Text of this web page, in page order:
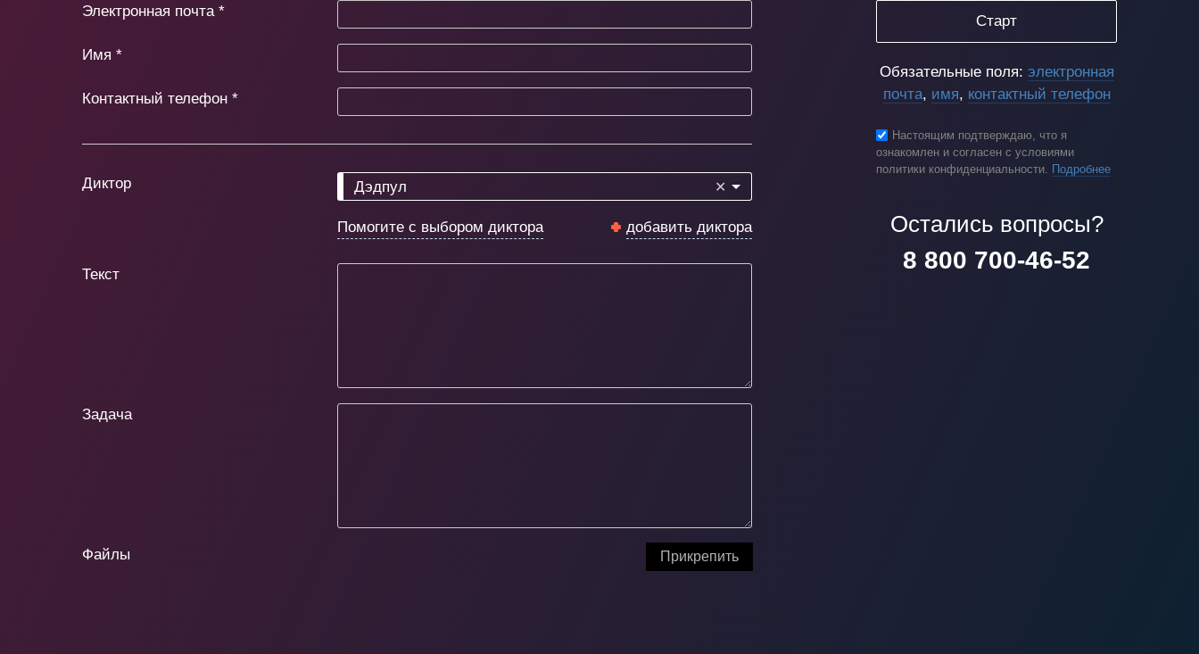
Электронная почта *
Имя *
Контактный телефон *
Диктор ✕
Дэдпул
Помогите с выбором диктора добавить диктора
Текст
Задача
Файлы Прикрепить
Старт
Обязательные поля: электронная
почта, имя, контактный телефон
Настоящим подтверждаю, что я
ознакомлен и согласен с условиями
политики конфиденциальности. Подробнее
Остались вопросы?
8 800 700-46-52